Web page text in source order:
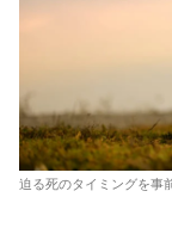
迫る死のタイミングを